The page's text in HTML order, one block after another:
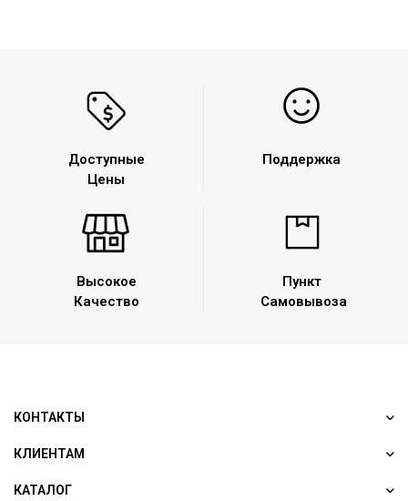
Высокое
Качество
Доступные
Цены
Пункт
Самовывоза
Поддержка
КОНТАКТЫ
КЛИЕНТАМ
КАТАЛОГ